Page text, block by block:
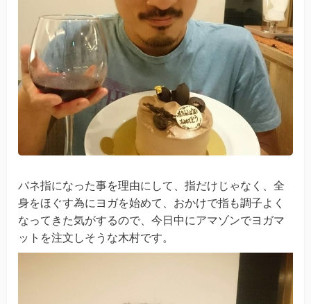
バネ指になった事を理由にして、指だけじゃなく、全
身をほぐす為にヨガを始めて、おかけで指も調子よく
なってきた気がするので、今日中にアマゾンでヨガマ
ットを注文しそうな木村です。